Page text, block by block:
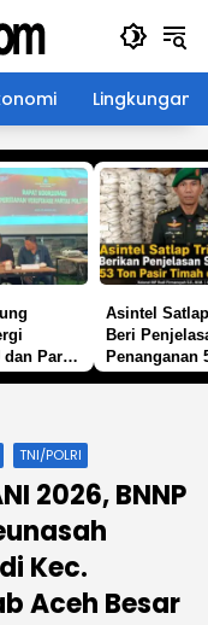
Lingkungan
Partai
Asintel
Beri
Penanganan
TNI/POLRI
2026, BNNP
Kec.
Aceh Besar